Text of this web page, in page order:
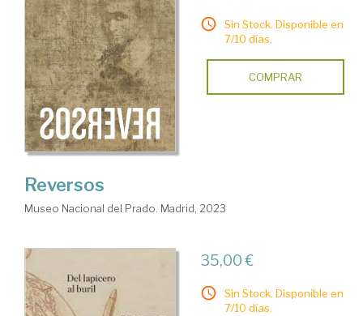
Sin Stock. Disponible en
7/10 días.
COMPRAR
Reversos
Museo Nacional del Prado. Madrid, 2023
35,00 €
Sin Stock. Disponible en
7/10 días.